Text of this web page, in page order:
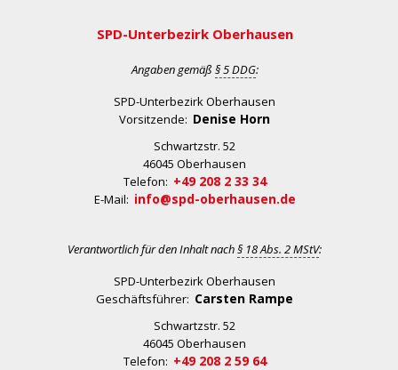
SPD-Unterbezirk Oberhausen
Angaben gemäß § 5 DDG:
SPD-Unterbezirk Oberhausen
Vorsitzende: Denise Horn
Schwartzstr. 52
46045 Oberhausen
Telefon: +49 208 2 33 34
E-Mail: info@spd-oberhausen.de
Verantwortlich für den Inhalt nach§ 18 Abs. 2 MStV:
SPD-Unterbezirk Oberhausen
Geschäftsführer: Carsten Rampe
Schwartzstr. 52
46045 Oberhausen
Telefon: +49 208 2 59 64